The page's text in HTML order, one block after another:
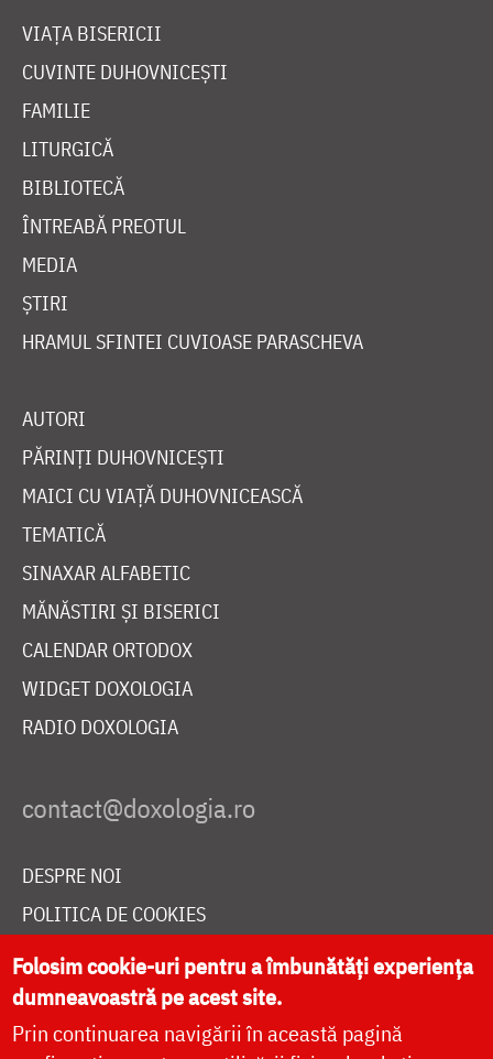
VIAȚA BISERICII
CUVINTE DUHOVNICEȘTI
FAMILIE
LITURGICĂ
BIBLIOTECĂ
ÎNTREABĂ PREOTUL
MEDIA
ȘTIRI
HRAMUL SFINTEI CUVIOASE PARASCHEVA
AUTORI
PĂRINȚI DUHOVNICEȘTI
MAICI CU VIAȚĂ DUHOVNICEASCĂ
TEMATICĂ
SINAXAR ALFABETIC
MĂNĂSTIRI ȘI BISERICI
CALENDAR ORTODOX
WIDGET DOXOLOGIA
RADIO DOXOLOGIA
DESPRE NOI
POLITICA DE COOKIES
DONEAZĂ ONLINE PENTRU CATEDRALA NAȚIONALĂ
LIVE
Folosim cookie-uri pentru a îmbunătăți experiența
dumneavoastră pe acest site.
Prin continuarea navigării în această pagină